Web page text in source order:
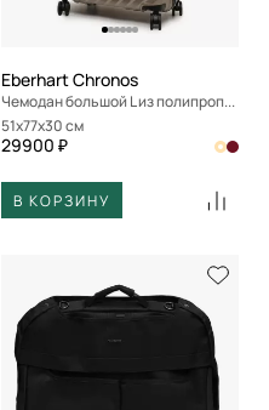
Eberhart Chronos
Чемодан большой L из полипропилена
51x77x30 см
29900 ₽
В КОРЗИНУ